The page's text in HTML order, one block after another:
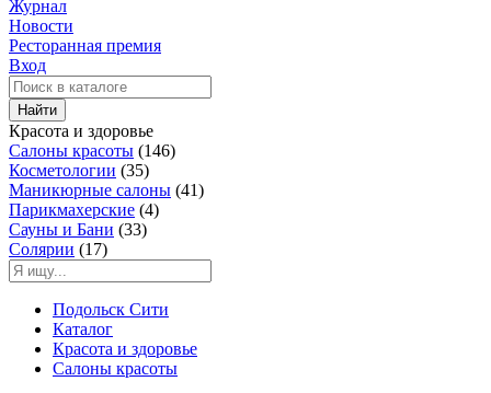
Журнал
Новости
Ресторанная премия
Вход
Найти
Красота и здоровье
Салоны красоты (146)
Косметологии (35)
Маникюрные салоны (41)
Парикмахерские (4)
Сауны и Бани (33)
Солярии (17)
Подольск Сити
Каталог
Красота и здоровье
Салоны красоты